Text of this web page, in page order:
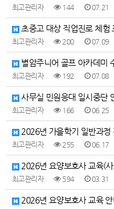
최고관리자 144 07.21
초중고 대상 직업진로 체험
최고관리자 200 07.09
별암주니어 골프 아카데미
최고관리자 192 07.08
사무실 민원응대 일시중단
최고관리자 166 06.25
2026년 가을학기 일반과정
최고관리자 255 06.17
2026년 요양보호사 교육(
최고관리자 594 03.31
2026년 요양보호사 교육